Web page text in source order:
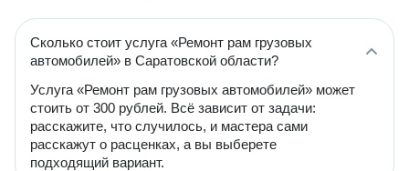
Сколько стоит услуга «Ремонт рам грузовых
автомобилей» в Саратовской области?
Услуга «Ремонт рам грузовых автомобилей» может
стоить от 300 рублей. Всё зависит от задачи:
расскажите, что случилось, и мастера сами
расскажут о расценках, а вы выберете
подходящий вариант.